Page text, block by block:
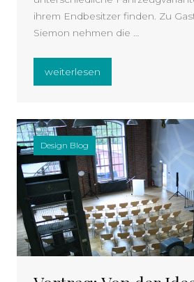
ihrem Endbesitzer finden. Zu
Siemon nehmen die …
„ProID e.V. Workshop,
weiterlesen
Design Blog